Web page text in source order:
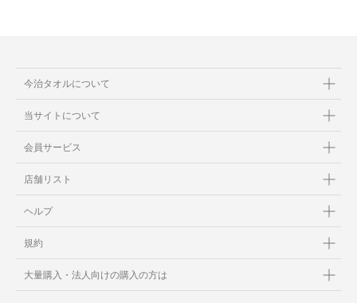
今治タオルについて
当サイトについて
会員サービス
店舗リスト
ヘルプ
規約
大量購入・法人向けの購入の方は